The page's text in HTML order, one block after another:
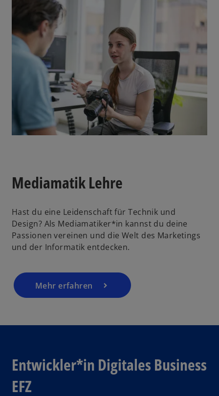
Mediamatik Lehre
Hast du eine Leidenschaft für Technik und
Design? Als Mediamatiker*in kannst du deine
Passionen vereinen und die Welt des Marketings
und der Informatik entdecken.
Mehr erfahren
Entwickler*in Digitales Business
EFZ